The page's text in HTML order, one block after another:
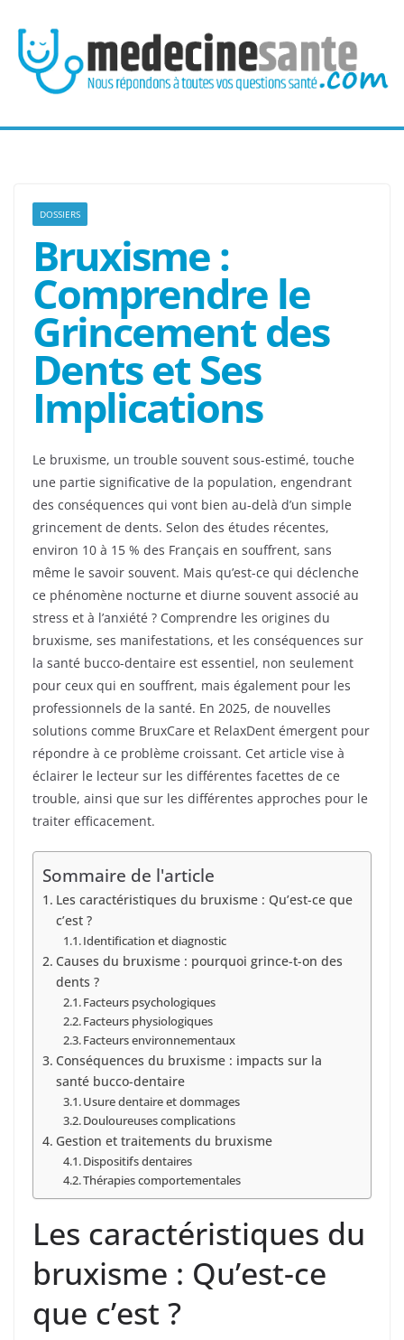
contenu
DOSSIERS
Bruxisme :
Comprendre le
Grincement des
Dents et Ses
Implications
Le bruxisme, un trouble souvent sous-estimé, touche
une partie significative de la population, engendrant
des conséquences qui vont bien au-delà d’un simple
grincement de dents. Selon des études récentes,
environ 10 à 15 % des Français en souffrent, sans
même le savoir souvent. Mais qu’est-ce qui déclenche
ce phénomène nocturne et diurne souvent associé au
stress et à l’anxiété ? Comprendre les origines du
bruxisme, ses manifestations, et les conséquences sur
la santé bucco-dentaire est essentiel, non seulement
pour ceux qui en souffrent, mais également pour les
professionnels de la santé. En 2025, de nouvelles
solutions comme BruxCare et RelaxDent émergent pour
répondre à ce problème croissant. Cet article vise à
éclairer le lecteur sur les différentes facettes de ce
trouble, ainsi que sur les différentes approches pour le
traiter efficacement.
Sommaire de l'article
Les caractéristiques du bruxisme : Qu’est-ce que
c’est ?
Identification et diagnostic
Causes du bruxisme : pourquoi grince-t-on des
dents ?
Facteurs psychologiques
Facteurs physiologiques
Facteurs environnementaux
Conséquences du bruxisme : impacts sur la
santé bucco-dentaire
Usure dentaire et dommages
Douloureuses complications
Gestion et traitements du bruxisme
Dispositifs dentaires
Thérapies comportementales
Les caractéristiques du
bruxisme : Qu’est-ce
que c’est ?